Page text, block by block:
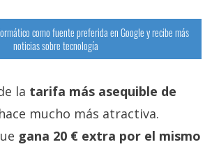
como fuente preferida en Google y recibe más
noticias sobre tecnología
la tarifa más asequible de
mucho más atractiva.
gana 20 € extra por el mismo